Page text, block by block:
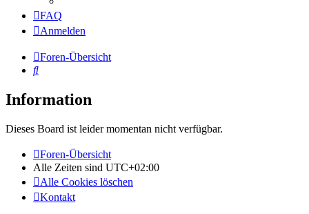
FAQ
Anmelden
Foren-Übersicht
Suche
Information
Dieses Board ist leider momentan nicht verfügbar.
Foren-Übersicht
Alle Zeiten sind UTC+02:00
Alle Cookies löschen
Kontakt